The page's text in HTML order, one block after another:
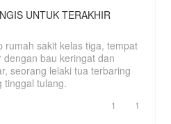
UNTUK TERAKHIR
rumah sakit kelas tiga, tempat
bau keringat dan
seorang lelaki tua terbaring
tinggal tulang.
1 1